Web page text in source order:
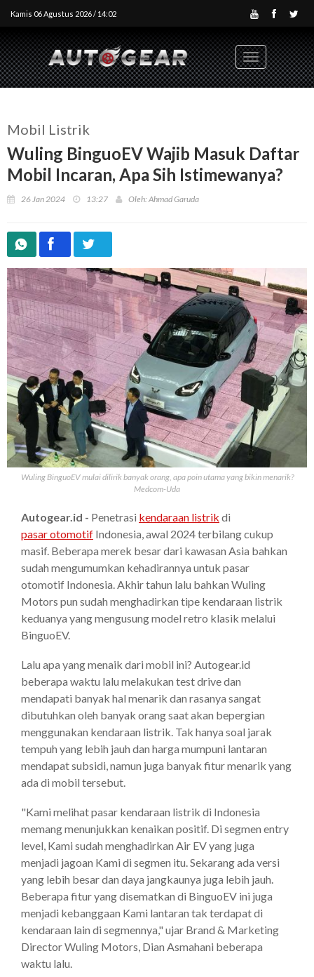
Kamis 06 Agustus 2026 / 14:02
Toggle
navigation
Mobil Listrik
Wuling BinguoEV Wajib Masuk Daftar
Mobil Incaran, Apa Sih Istimewanya?
26 Jan 2024 13:27 Oleh: Ahmad Garuda
Wuling BinguoEV mulai dilirik banyak orang, apa poin utama yang bikin menarik?
Medcom-Uda
Autogear.id - Penetrasi kendaraan listrik di
pasar otomotif Indonesia, awal 2024 terbilang cukup
masif. Beberapa merek besar dari kawasan Asia bahkan
sudah mengumumkan kehadirannya untuk pasar
otomotif Indonesia. Akhir tahun lalu bahkan Wuling
Motors pun sudah menghadirkan tipe kendaraan listrik
keduanya yang mengusung model retro klasik melalui
BinguoEV.
Lalu apa yang menaik dari mobil ini? Autogear.id
beberapa waktu lalu melakukan test drive dan
mendapati banyak hal menarik dan rasanya sangat
dibutuhkan oleh banyak orang saat akan bepergian
menggunakan kendaraan listrik. Tak hanya soal jarak
tempuh yang lebih jauh dan harga mumpuni lantaran
mendapat subsidi, namun juga banyak fitur menarik yang
ada di mobil tersebut.
"Kami melihat pasar kendaraan listrik di Indonesia
memang menunjukkan kenaikan positif. Di segmen entry
level, Kami sudah menghadirkan Air EV yang juga
menjadi jagoan Kami di segmen itu. Sekarang ada versi
yang lebih besar dan daya jangkaunya juga lebih jauh.
Beberapa fitur yang disematkan di BinguoEV ini juga
menjadi kebanggaan Kami lantaran tak terdapat di
kendaraan lain di segmennya," ujar Brand & Marketing
Director Wuling Motors, Dian Asmahani beberapa
waktu lalu.